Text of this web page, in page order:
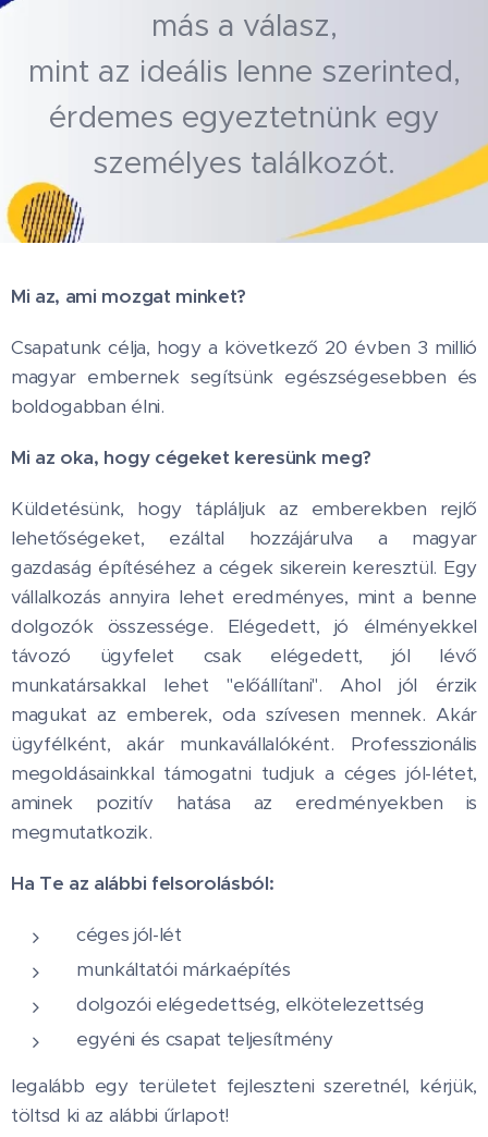
más a válasz,
mint az ideális lenne szerinted,
érdemes egyeztetnünk egy
személyes találkozót.
Mi az, ami mozgat minket?
Csapatunk célja, hogy a következő 20 évben 3 millió
magyar embernek segítsünk egészségesebben és
boldogabban élni.
Mi az oka, hogy cégeket keresünk meg?
Küldetésünk, hogy tápláljuk az emberekben rejlő
lehetőségeket, ezáltal hozzájárulva a magyar
gazdaság építéséhez a cégek sikerein keresztül. Egy
vállalkozás annyira lehet eredményes, mint a benne
dolgozók összessége. Elégedett, jó élményekkel
távozó ügyfelet csak elégedett, jól lévő
munkatársakkal lehet "előállítani". Ahol jól érzik
magukat az emberek, oda szívesen mennek. Akár
ügyfélként, akár munkavállalóként. Professzionális
megoldásainkkal támogatni tudjuk a céges jól-létet,
aminek pozitív hatása az eredményekben is
megmutatkozik.
Ha Te az alábbi felsorolásból:
céges jól-lét
munkáltatói márkaépítés
dolgozói elégedettség, elkötelezettség
egyéni és csapat teljesítmény
legalább egy területet fejleszteni szeretnél, kérjük,
töltsd ki az alábbi űrlapot!